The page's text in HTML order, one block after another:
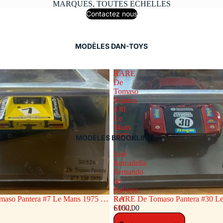
MODÈLES DAN-TOYS
MODÈLES BROOKLIN
MARQUES, TOUTES ECHELLES
Contactez nous
Pantera #7 Le Mans 1975 -
RARE
De
Tomaso
Pantera
#30
Le
Mans
1972
-
José
Juncadella
Fernando
de
Baviera
Ref
S0521
RARE De Tomaso Pantera #30
€100,00